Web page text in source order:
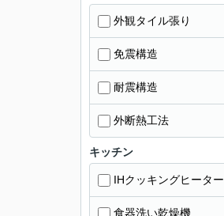
外観タイル張り
免震構造
耐震構造
外断熱工法
キッチン
IHクッキングヒーター
食器洗い乾燥機